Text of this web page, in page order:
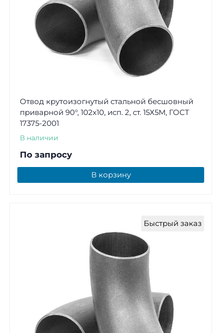
Отвод крутоизогнутый стальной бесшовный
приварной 90°, 102х10, исп. 2, ст. 15Х5М, ГОСТ
17375-2001
В наличии
По запросу
В корзину
Быстрый заказ